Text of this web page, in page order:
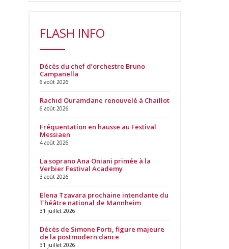
FLASH INFO
Décès du chef d’orchestre Bruno
Campanella
6 août 2026
Rachid Ouramdane renouvelé à Chaillot
6 août 2026
Fréquentation en hausse au Festival
Messiaen
4 août 2026
La soprano Ana Oniani primée à la
Verbier Festival Academy
3 août 2026
Elena Tzavara prochaine intendante du
Théâtre national de Mannheim
31 juillet 2026
Décès de Simone Forti, figure majeure
de la postmodern dance
31 juillet 2026